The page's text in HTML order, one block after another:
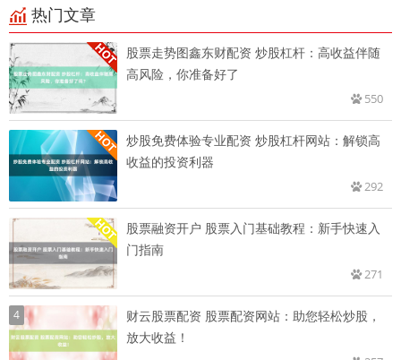
热门文章
股票走势图鑫东财配资 炒股杠杆：高收益伴随
高风险，你准备好了
550
炒股免费体验专业配资 炒股杠杆网站：解锁高
收益的投资利器
292
股票融资开户 股票入门基础教程：新手快速入
门指南
271
4
财云股票配资 股票配资网站：助您轻松炒股，
放大收益！